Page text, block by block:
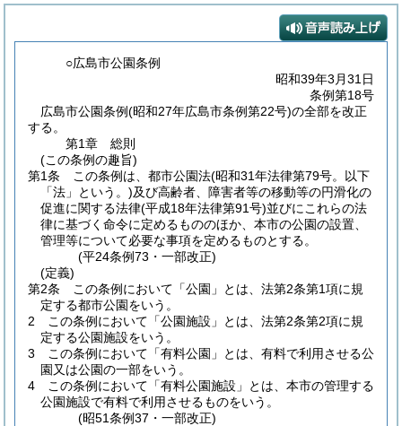
○広島市公園条例
昭和39年3月31日
条例第18号
広島市公園条例(昭和27年広島市条例第22号)の全部を改正
する。
第1章
総則
(この条例の趣旨)
第1条
この条例は、都市公園法(昭和31年法律第79号。以下
「法」という。)及び高齢者、障害者等の移動等の円滑化の
促進に関する法律(平成18年法律第91号)並びにこれらの法
律に基づく命令に定めるもののほか、本市の公園の設置、
管理等について必要な事項を定めるものとする。
(平24条例73・一部改正)
(定義)
第2条
この条例において「公園」とは、法第2条第1項に規
定する都市公園をいう。
2
この条例において「公園施設」とは、法第2条第2項に規
定する公園施設をいう。
3
この条例において「有料公園」とは、有料で利用させる公
園又は公園の一部をいう。
4
この条例において「有料公園施設」とは、本市の管理する
公園施設で有料で利用させるものをいう。
(昭51条例37・一部改正)